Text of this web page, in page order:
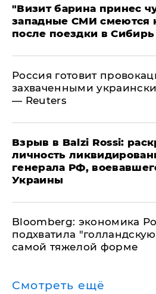
"Визит барина принес
западные СМИ смеются
после поездки в Сибирь
​Россия готовит
захваченными
— Reuters
​Взрыв в Balzi Rossi:
личность
генерала РФ,
Украины
Bloomberg: экономика
подхватила
самой тяжелой форме
Смотреть ещё